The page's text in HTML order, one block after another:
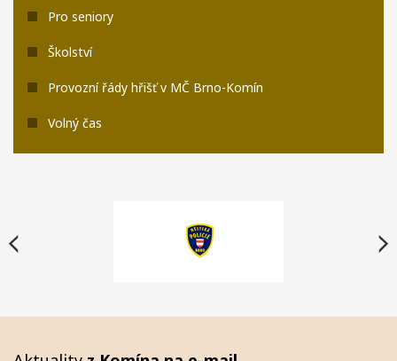
Pro seniory
Školství
Provozní řády hřišť v MČ Brno-Komín
Volný čas